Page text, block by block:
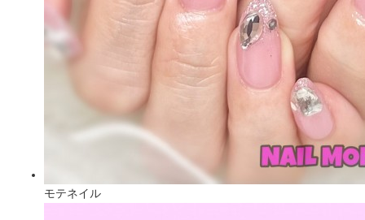
モテネイル